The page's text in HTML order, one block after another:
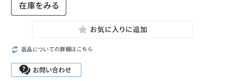
返品についての詳細はこちら